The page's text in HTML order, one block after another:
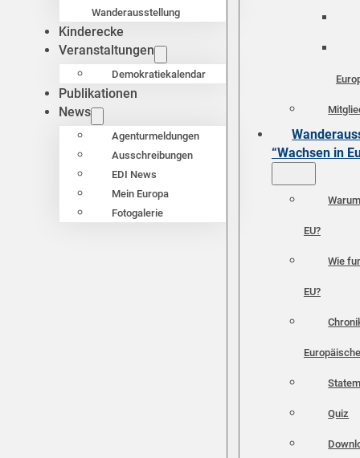
Wanderausstellung
Kinderecke
Veranstaltungen
Demokratiekalendar
Publikationen
News
Agenturmeldungen
Ausschreibungen
EDI News
Mein Europa
Fotogalerie
“Wachsen in
EU?
Wie
EU?
Quiz